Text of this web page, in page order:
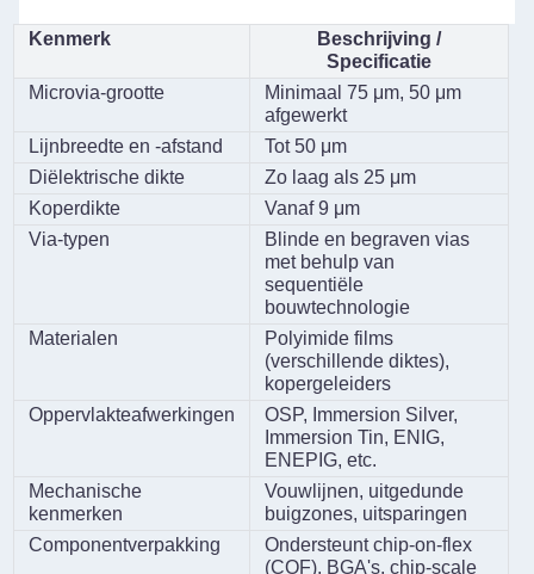
Kenmerk
Beschrijving /
Specificatie
Microvia-grootte
Minimaal 75 μm, 50 μm
afgewerkt
Lijnbreedte en -afstand
Tot 50 μm
Diëlektrische dikte
Zo laag als 25 μm
Koperdikte
Vanaf 9 μm
Via-typen
Blinde en begraven vias
met behulp van
sequentiële
bouwtechnologie
Materialen
Polyimide films
(verschillende diktes),
kopergeleiders
Oppervlakteafwerkingen
OSP, Immersion Silver,
Immersion Tin, ENIG,
ENEPIG, etc.
Mechanische
kenmerken
Vouwlijnen, uitgedunde
buigzones, uitsparingen
Componentverpakking
Ondersteunt chip-on-flex
(COF), BGA's, chip-scale